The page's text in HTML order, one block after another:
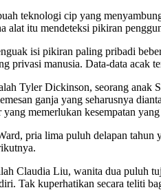
teknologi cip yang
alat itu mendeteksi pikiran
isi pikiran paling pribadi
privasi manusia. Data-data acak
Tyler Dickinson, seorang
ganja yang seharusnya
memerlukan kesempatan
pria lima puluh delapan
Claudia Liu, wanita dua puluh
Tak kuperhatikan secara teliti